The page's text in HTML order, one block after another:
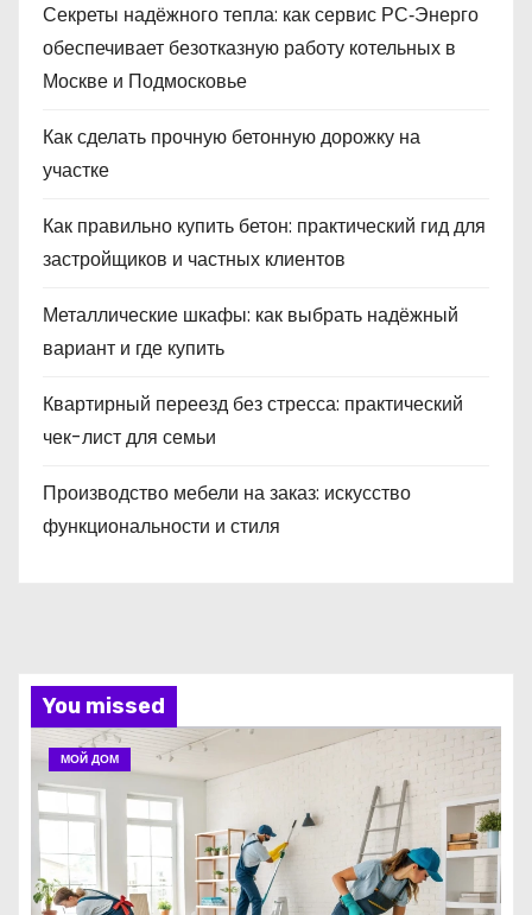
Секреты надёжного тепла: как сервис РС‑Энерго
обеспечивает безотказную работу котельных в
Москве и Подмосковье
Как сделать прочную бетонную дорожку на
участке
Как правильно купить бетон: практический гид для
застройщиков и частных клиентов
Металлические шкафы: как выбрать надёжный
вариант и где купить
Квартирный переезд без стресса: практический
чек-лист для семьи
Производство мебели на заказ: искусство
функциональности и стиля
You missed
МОЙ ДОМ